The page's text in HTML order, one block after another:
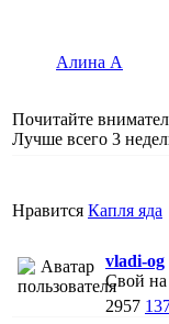
Алина А
Почитайте
Лучше всего 3
Нравится Капля яда
vladi-og
Свой
2957